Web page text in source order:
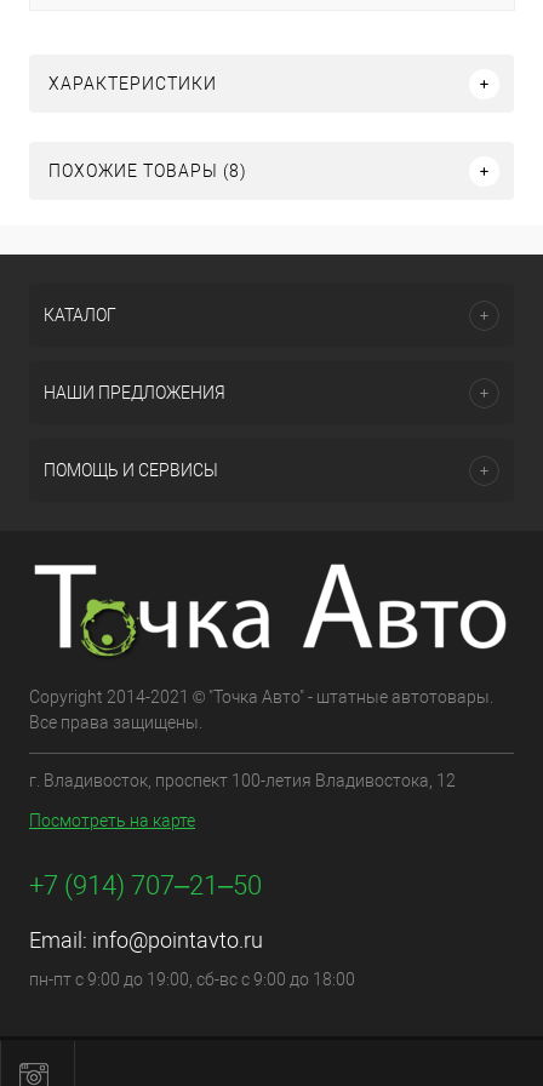
ХАРАКТЕРИСТИКИ
ПОХОЖИЕ ТОВАРЫ (8)
КАТАЛОГ
НАШИ ПРЕДЛОЖЕНИЯ
ПОМОЩЬ И СЕРВИСЫ
Copyright 2014-2021 © "Точка Авто" - штатные автотовары.
Все права защищены.
г. Владивосток, проспект 100-летия Владивостока, 12
Посмотреть на карте
+7 (914) 707‒21‒50
Email: info@pointavto.ru
пн-пт с 9:00 до 19:00, сб-вс с 9:00 до 18:00